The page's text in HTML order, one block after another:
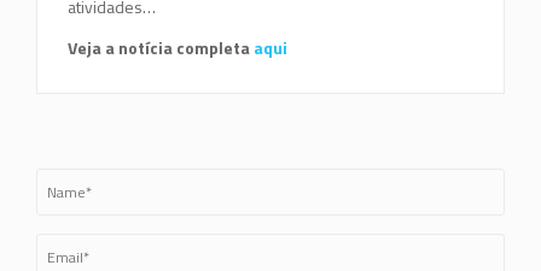
atividades…
Veja a notícia completaaqui